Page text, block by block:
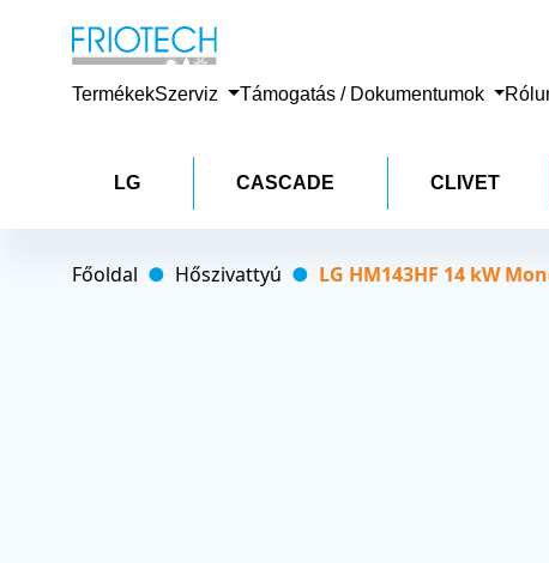
TermékekSzerviz Támogatás / Dokumentumok
LG CASCADE CLIVET
Főoldal Hőszivattyú LG HM143HF 14 kW